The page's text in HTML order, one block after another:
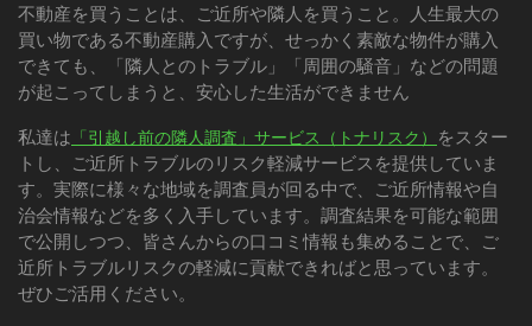
不動産を買うことは、ご近所や隣人を買うこと。人生最大の
買い物である不動産購入ですが、せっかく素敵な物件が購入
できても、「隣人とのトラブル」「周囲の騒音」などの問題
が起こってしまうと、安心した生活ができません
私達は 「引越し前の隣人調査」サービス（トナリスク） をスター
トし、ご近所トラブルのリスク軽減サービスを提供していま
す。実際に様々な地域を調査員が回る中で、ご近所情報や自
治会情報などを多く入手しています。調査結果を可能な範囲
で公開しつつ、皆さんからの口コミ情報も集めることで、ご
近所トラブルリスクの軽減に貢献できればと思っています。
ぜひご活用ください。